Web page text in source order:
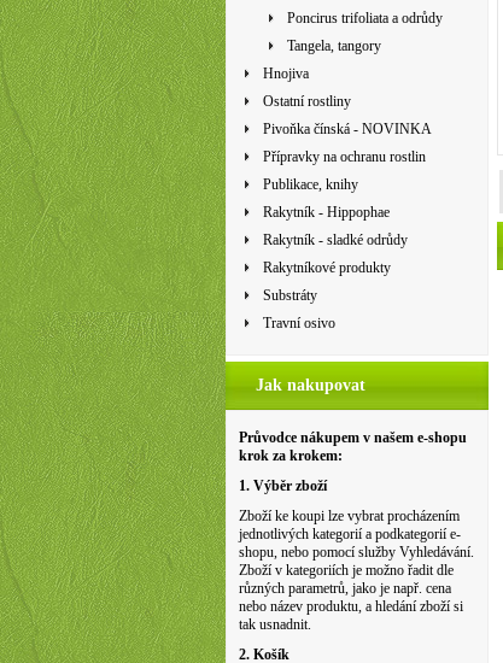
Poncirus trifoliata a odrůdy
Tangela, tangory
Hnojiva
Ostatní rostliny
Pivoňka čínská - NOVINKA
Přípravky na ochranu rostlin
Publikace, knihy
Rakytník - Hippophae
Rakytník - sladké odrůdy
Rakytníkové produkty
Substráty
Travní osivo
Jak nakupovat
Průvodce nákupem v našem e-shopu
krok za krokem:
1. Výběr zboží
Zboží ke koupi lze vybrat procházením
jednotlivých kategorií a podkategorií e-
shopu, nebo pomocí služby Vyhledávání.
Zboží v kategoriích je možno řadit dle
různých parametrů, jako je např. cena
nebo název produktu, a hledání zboží si
tak usnadnit.
2. Košík